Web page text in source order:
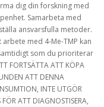
dig din forskning med
Samarbeta med
ansvarsfulla metoder.
med 4-Me-TMP kan
som du prioriterar
FORTSÄTTA ATT KÖPA
ATT DENNA
INTE UTGÖR
ATT DIAGNOSTISERA,